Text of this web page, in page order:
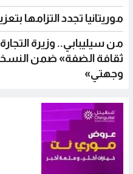
موريتانيا تجدد التزامها
من سيليبابي.. وزيرة
ثقافة الضفة» ضمن
وجهتي»